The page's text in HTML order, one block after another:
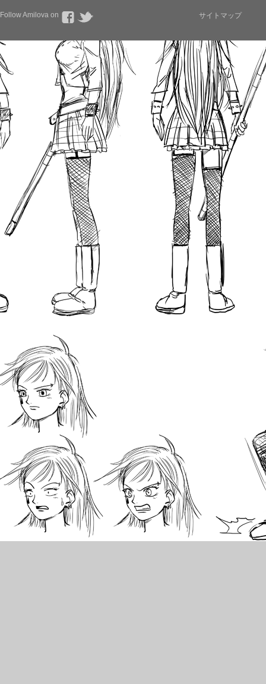
Follow Amilova on サイトマップ